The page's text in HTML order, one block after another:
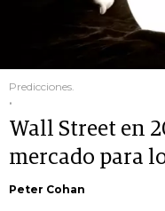
Predicciones.
.
Wall Street en
mercado para
Peter Cohan